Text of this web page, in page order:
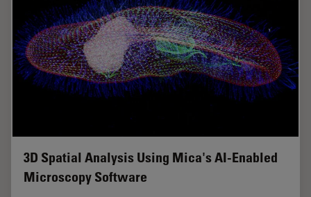
3D Spatial Analysis Using Mica's AI-Enabled
Microscopy Software